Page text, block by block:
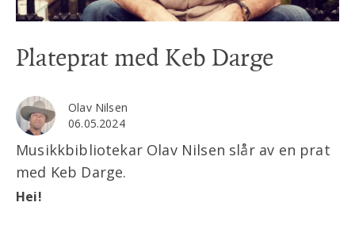
Plateprat med Keb Darge
Olav Nilsen
06.05.2024
Musikkbibliotekar Olav Nilsen slår av en prat
med Keb Darge.
Hei!